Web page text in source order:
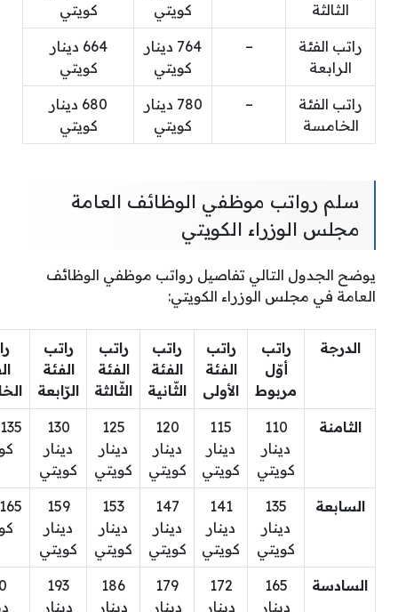
الثالثة
كويتي
كويتي
راتب الفئة
الرابعة
–
764 دينار
كويتي
664 دينار
كويتي
راتب الفئة
الخامسة
–
780 دينار
كويتي
680 دينار
كويتي
سلم رواتب موظفي الوظائف العامة
مجلس الوزراء الكويتي
يوضح الجدول التالي تفاصيل رواتب موظفي الوظائف
العامة في مجلس الوزراء الكويتي:
الدرجة
راتب
أوّل
مربوط
راتب
الفئة
الأولى
راتب
الفئة
الثّانية
راتب
الفئة
الثّالثة
راتب
الفئة
الرّابعة
الثامنة
110
دينار
كويتي
115
دينار
كويتي
120
دينار
كويتي
125
دينار
كويتي
130
دينار
كويتي
السابعة
135
دينار
كويتي
141
دينار
كويتي
147
دينار
كويتي
153
دينار
كويتي
159
دينار
كويتي
السادسة
165
دينار
172
دينار
179
دينار
186
دينار
193
دينار